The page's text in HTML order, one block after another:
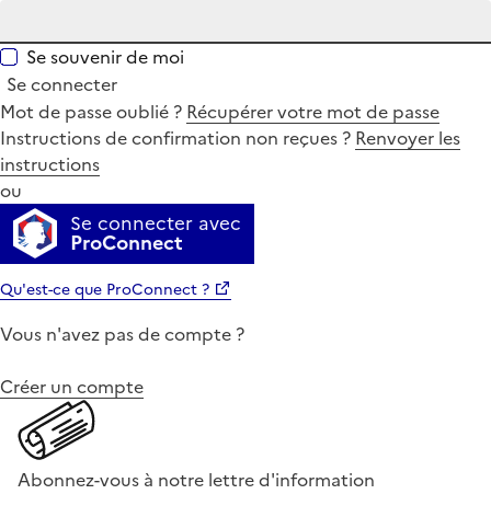
Se souvenir de moi
Se connecter
Mot de passe oublié ? Récupérer votre mot de passe
Instructions de confirmation non reçues ? Renvoyer les
instructions
ou
Se connecter avec
ProConnect
Qu'est-ce que ProConnect ?
Vous n'avez pas de compte ?
Créer un compte
Abonnez-vous à notre lettre d'information